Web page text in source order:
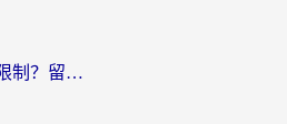
酷狗在海外用怎么版权限制？留学生亲测：3步解决听国内音乐难题